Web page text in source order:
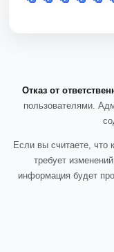
Отказ от
пользователями.
Если вы считаете, что
требует
информация будет